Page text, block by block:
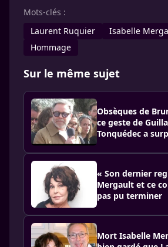
Mots-clés :
Laurent Ruquier
Isabelle
Hommage
Sur le même sujet
Obsèques de
ce geste de
Tonquédec a
« Son dernier
Mergault et ce
pas pu terminer
Mort Isabelle